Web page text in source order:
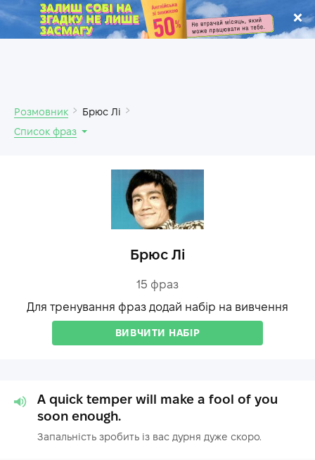
.
Розмовник
Брюс Лі
Список фраз
Брюс Лі
15 фраз
Для тренування фраз додай набір на вивчення
ВИВЧИТИ НАБІР
A quick temper will make a fool of you
soon enough.
Запальність зробить із вас дурня дуже скоро.